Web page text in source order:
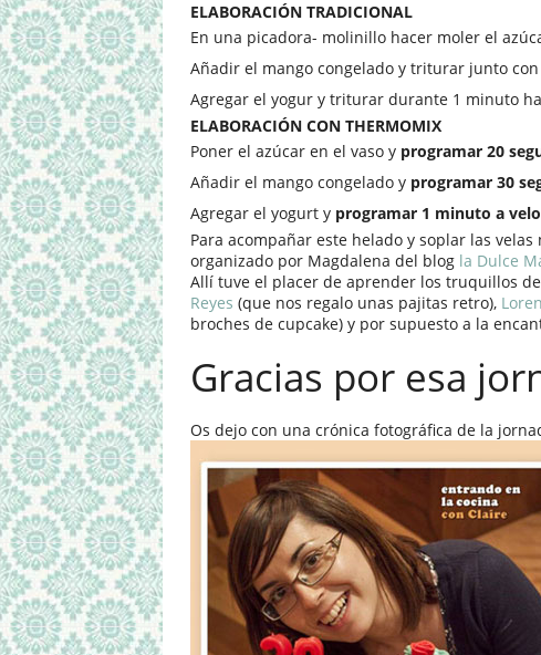
ELABORACIÓN TRADICIONAL
En una picadora- molinillo hacer moler el
Añadir el mango congelado y triturar junto con
Agregar el yogur y triturar durante 1 minuto
ELABORACIÓN CON THERMOMIX
Poner el azúcar en el vaso y programar 20
Añadir el mango congelado y programar 30
Agregar el yogurt y programar 1 minuto a
Para acompañar este helado y soplar las
organizado por Magdalena del blog la Dulce
Allí tuve el placer de aprender los truquillos
Reyes (que nos regalo unas pajitas retro),
broches de cupcake) y por supuesto a la
Gracias por esa
Os dejo con una crónica fotográfica de la